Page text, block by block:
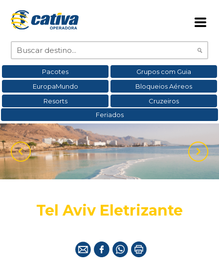
Pacotes
Grupos com Guia
EuropaMundo
Bloqueios Aéreos
Resorts
Cruzeiros
Feriados
Tel Aviv Eletrizante